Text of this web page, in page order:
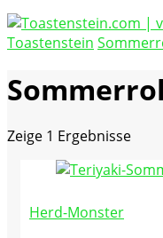
Toastenstein
Zeige 1 Ergebnisse
Herd-Monster